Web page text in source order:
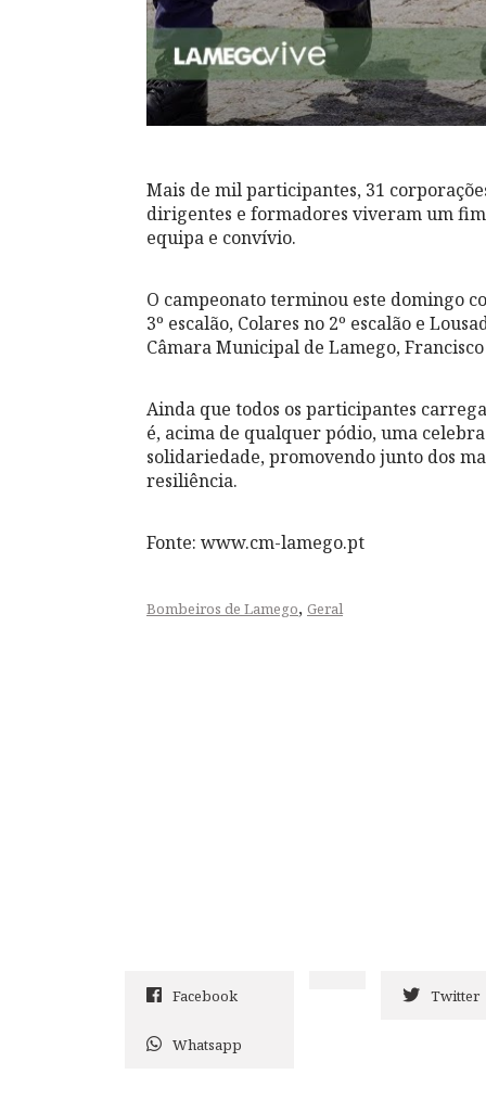
Mais de mil participantes, 31
dirigentes e formadores viveram um
equipa e convívio.
O campeonato terminou este domingo
3º escalão, Colares no 2º escalão e
Câmara Municipal de Lamego,
Ainda que todos os participantes
é, acima de qualquer pódio, uma
solidariedade, promovendo junto dos
resiliência.
Fonte: www.cm-lamego.pt
Bombeiros de Lamego, Geral
Facebook Twitter
Whatsapp